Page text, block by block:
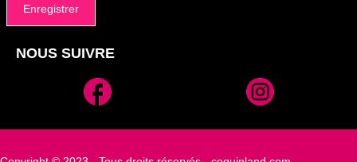
Alternative:
NOUS SUIVRE